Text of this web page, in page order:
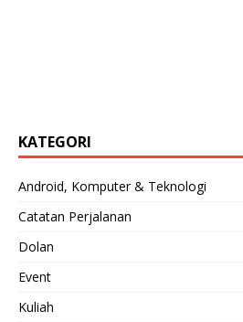
KATEGORI
Android, Komputer & Teknologi
Catatan Perjalanan
Dolan
Event
Kuliah